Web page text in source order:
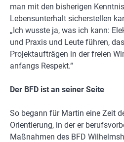
man mit den bisherigen
Lebensunterhalt sicherstellen
„Ich wusste ja, was ich kann:
und Praxis und Leute führen,
Projektaufträgen in der freien
anfangs Respekt.“
Der BFD ist an seiner Seite
So begann für Martin eine Zeit
Orientierung, in der er
Maßnahmen des BFD